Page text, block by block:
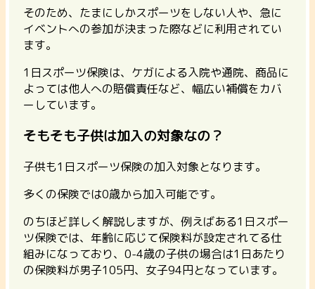
そのため、たまにしかスポーツをしない人や、急に
イベントへの参加が決まった際などに利用されてい
ます。
1日スポーツ保険は、ケガによる入院や通院、商品に
よっては他人への賠償責任など、幅広い補償をカバ
ーしています。
そもそも子供は加入の対象なの？
子供も1日スポーツ保険の加入対象となります。
多くの保険では0歳から加入可能です。
のちほど詳しく解説しますが、例えばある1日スポー
ツ保険では、年齢に応じて保険料が設定されてる仕
組みになっており、0-4歳の子供の場合は1日あたり
の保険料が男子105円、女子94円となっています。